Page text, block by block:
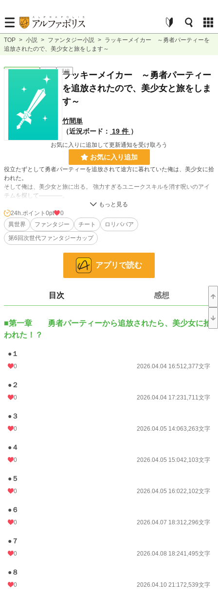
TOP > 小説 > ファンタジー小説 > ラッキーメイカー ～勇者パーティーを
追放されたので、美少女と旅をします～
ファンタジー 完結 長編
ラッキーメイカー ～勇者パーティー
を追放されたので、美少女と旅をしま
す～
竹間単
（近況ボード：
19 件 ）
お気に入りに追加して更新通知を受け取ろう
お気に入り追加
役立たずとして勇者パーティーを追放されて途方に暮れていた俺は、美少女に拾
われた。
そして俺は、美少女と旅に出る。 強力すぎるユニークスキルを消す呪いのアイ
テムを探して――――。
こちらの作品は過去に掲載した「勇者パーティーから追放されたけど、最強のラ
ッキーメイカーがいなくて本当に大丈夫？～じゃあ美少女と旅をします～」を加
筆修正し、文庫一冊分に区切ったものです。第四章以降の加筆修正は気が向いた
らで……。
228,792 位 / 228,792 件
53,317 位 / 53,317 件
文字数 120,545
初回公開日時
週間ポイント
月間ポイント
年間ポイント
累計ポイント
24h.ポイント 0pt
0
異世界
ファンタジー チート
ロリババア
第6回次世代ファンタジーカップ
アプリで読む
目次 感想
■第一章 勇者パーティーから追放されたら、美少女に拾
われた！？
●１
0 2026.04.04 16:512,377文字
●２
0 2026.04.04 17:231,711文字
●３
0 2026.04.05 14:063,263文字
●４
0 2026.04.05 15:042,103文字
●５
0 2026.04.05 16:022,102文字
●６
0 2026.04.07 18:312,296文字
●７
0 2026.04.08 18:241,495文字
●８
0 2026.04.10 21:172,539文字